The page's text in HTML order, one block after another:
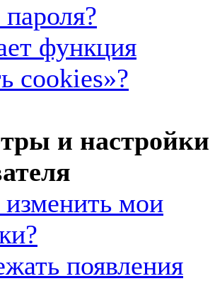
функция
cookies»?
и настройки
мои
появления